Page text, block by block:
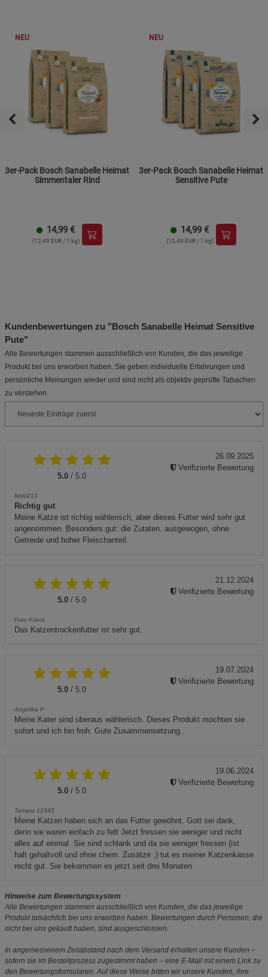
NEU
3er-Pack Bosch Sanabelle Heimat
Simmentaler Rind
14,99 €
(12,49 EUR / 1 kg)
NEU
3er-Pack Bosch Sanabelle Heimat
Sensitive Pute
14,99 €
(12,49 EUR / 1 kg)
Kundenbewertungen zu "Bosch Sanabelle Heimat Sensitive
Pute"
Alle Bewertungen stammen ausschließlich von Kunden, die das jeweilige
Produkt bei uns erworben haben. Sie geben individuelle Erfahrungen und
persönliche Meinungen wieder und sind nicht als objektiv geprüfte Tatsachen
zu verstehen.
5.0 / 5.0
Nicki213
Richtig gut
Meine Katze ist richtig wählerisch, aber dieses Futter wird sehr gut
angenommen. Besonders gut: die Zutaten, ausgewogen, ohne
Getreide und hoher Fleischanteil.
26.09.2025
Verifizierte Bewertung
5.0 / 5.0
Frau Kraus
Das Katzentrockenfutter ist sehr gut.
21.12.2024
Verifizierte Bewertung
5.0 / 5.0
Angelika P
Meine Kater sind überaus wählerisch. Dieses Produkt mochten sie
sofort und ich bin froh. Gute Zusammensetzung..
19.07.2024
Verifizierte Bewertung
5.0 / 5.0
Tamara 12345
Meine Katzen haben sich an das Futter gewöhnt, Gott sei dank,
denn sie waren einfach zu fett Jetzt fressen sie weniger und nicht
alles auf einmal. Sie sind schlank und da sie weniger fressen (ist
halt gehaltvoll und ohne chem. Zusätze ,) tut es meiner Katzenkasse
recht gut. Sie bekommen es jetzt seit drei Monaten
19.06.2024
Verifizierte Bewertung
Hinweise zum Bewertungssystem
Alle Bewertungen stammen ausschließlich von Kunden, die das jeweilige
Produkt tatsächlich bei uns erworben haben. Bewertungen durch Personen, die
nicht bei uns gekauft haben, sind ausgeschlossen.
In angemessenem Zeitabstand nach dem Versand erhalten unsere Kunden –
sofern sie im Bestellprozess zugestimmt haben – eine E-Mail mit einem Link zu
den Bewertungsformularen. Auf diese Weise bitten wir unsere Kunden, ihre